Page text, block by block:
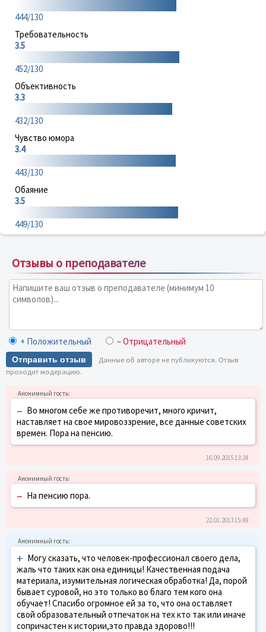
444/130
Требовательность
3.5
452/130
Объективность
3.3
432/130
Чувство юмора
3.4
443/130
Обаяние
3.5
449/130
Отзывы о преподавателе
+ Положительный – Отрицательный
Отправить отзыв
Данные об авторе не публикуются. Отзыв
проходит модерацию.
– Во многом себе же противоречит, много кричит,
наставляет на свое мировоззрение, все данные советских
времен. Пора на пенсию.
16.09.2015 13:24
– На пенсию пора.
22.01.2013 15:49
+ Могу сказать, что человек-профессионал своего дела,
жаль что таких как она единицы! Качественная подача
материала, изумительная логическая обработка! Да, порой
бывает суровой, но это только во благо тем кого она
обучает! Спасибо огромное ей за то, что она оставляет
свой образовательный отпечаток на тех кто так или иначе
сопричастен к истории,это правда здорово!!!